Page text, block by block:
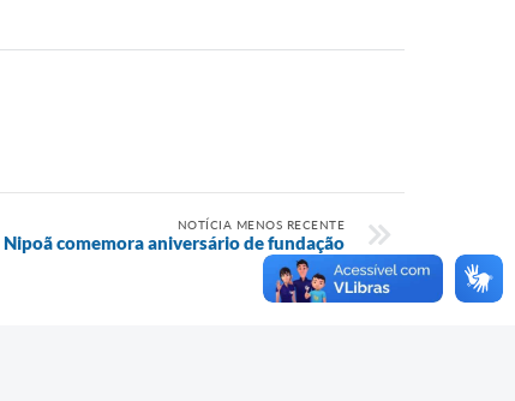
NOTÍCIA MENOS RECENTE
Nipoã comemora aniversário de fundação